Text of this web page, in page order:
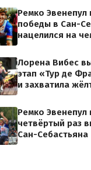
Ремко Эвенепул
победы в Сан-
нацелился на
Лорена Вибес
этап «Тур де
и захватила
Ремко Эвенепул
четвёртый раз
Сан-Себастьяна